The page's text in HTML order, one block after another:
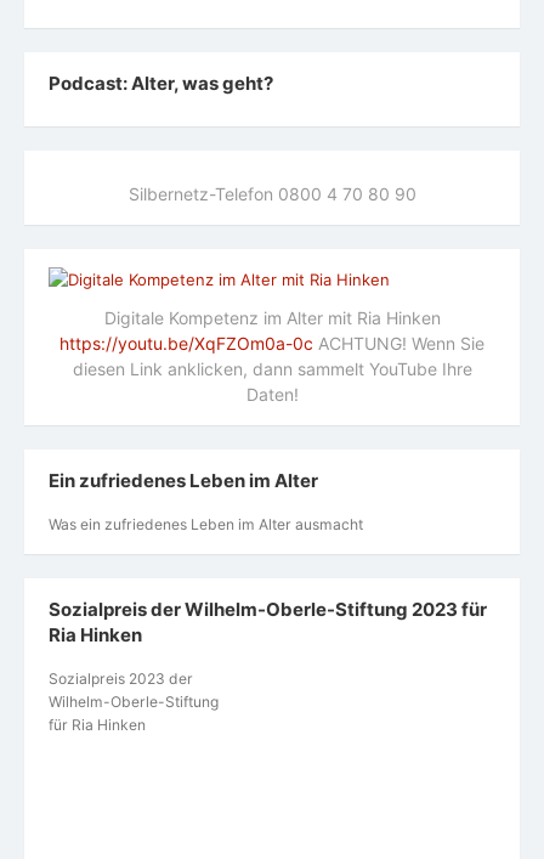
Podcast: Alter, was geht?
Silbernetz-Telefon 0800 4 70 80 90
Digitale Kompetenz im Alter mit Ria Hinken
https://youtu.be/XqFZOm0a-0c ACHTUNG! Wenn Sie
diesen Link anklicken, dann sammelt YouTube Ihre
Daten!
Ein zufriedenes Leben im Alter
Was ein zufriedenes Leben im Alter ausmacht
Sozialpreis der Wilhelm-Oberle-Stiftung 2023 für
Ria Hinken
Sozialpreis 2023 der
Wilhelm-Oberle-Stiftung
für Ria Hinken